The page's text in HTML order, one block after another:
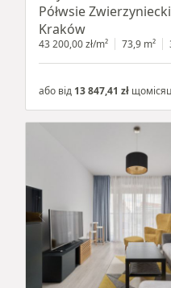
Półwsie
Kraków
43 200,00 zł/m² 73,9 m²
або від 13 847,41 zł